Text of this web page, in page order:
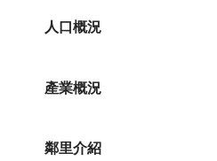
人口概況
產業概況
鄰里介紹